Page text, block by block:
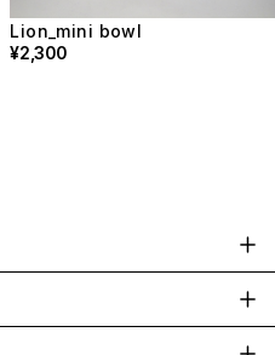
Lion_mini bowl
¥2,300